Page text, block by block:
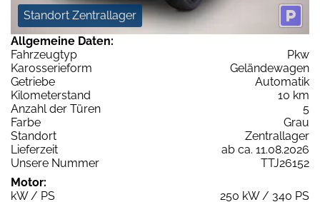
Standort Zentrallager
Allgemeine Daten:
Fahrzeugtyp
Pkw
Karosserieform
Geländewagen
Getriebe
Automatik
Kilometerstand
10 km
Anzahl der Türen
5
Farbe
Grau
Standort
Zentrallager
Lieferzeit
ab ca. 11.08.2026
Unsere Nummer
TTJ26152
Motor:
kW / PS
250 kW / 340 PS